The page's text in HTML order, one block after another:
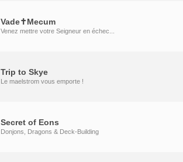
Vade✝Mecum
Venez mettre votre Seigneur en échec...
Trip to Skye
Le maelstrom vous emporte !
Secret of Eons
Donjons, Dragons & Deck-Building